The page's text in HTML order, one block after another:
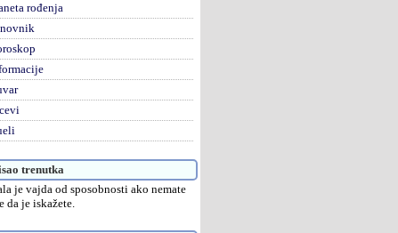
rođenja
trenutka
je vajda od sposobnosti ako nemate
da je iskažete.